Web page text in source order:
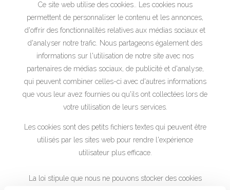
Ce site web utilise des cookies.. Les cookies nous
permettent de personnaliser le contenu et les annonces,
d'offrir des fonctionnalités relatives aux médias sociaux et
d'analyser notre trafic. Nous partageons également des
informations sur l'utilisation de notre site avec nos
partenaires de médias sociaux, de publicité et d'analyse,
qui peuvent combiner celles-ci avec d'autres informations
que vous leur avez fournies ou qu'ils ont collectées lors de
votre utilisation de leurs services.
Les cookies sont des petits fichiers textes qui peuvent être
utilisés par les sites web pour rendre l'expérience
utilisateur plus efficace.
La loi stipule que nous ne pouvons stocker des cookies